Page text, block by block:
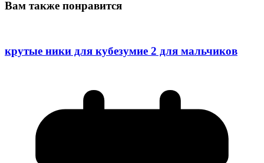
Вам также понравится
крутые ники для кубезумие 2 для мальчиков